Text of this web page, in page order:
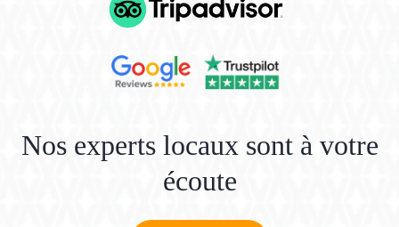
Nos experts locaux sont à votre
écoute